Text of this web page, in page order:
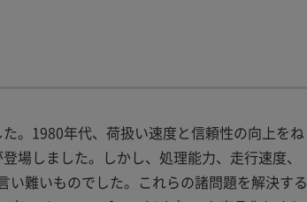
。1980年代、荷扱い速度と信頼性の向上をね
場しました。しかし、処理能力、走行速度、
難いものでした。これらの諸問題を解決する